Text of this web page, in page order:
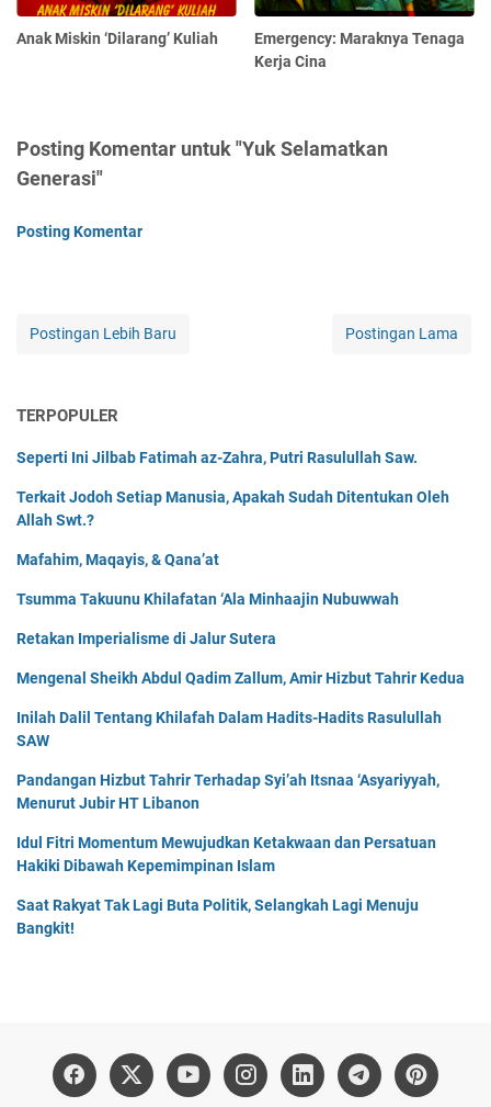
Anak Miskin ‘Dilarang’ Kuliah
Emergency: Maraknya Tenaga
Kerja Cina
Posting Komentar untuk "Yuk Selamatkan
Generasi"
Posting Komentar
Postingan Lebih Baru Postingan Lama
TERPOPULER
Seperti Ini Jilbab Fatimah az-Zahra, Putri Rasulullah Saw.
Terkait Jodoh Setiap Manusia, Apakah Sudah Ditentukan Oleh
Allah Swt.?
Mafahim, Maqayis, & Qana’at
Tsumma Takuunu Khilafatan ‘Ala Minhaajin Nubuwwah
Retakan Imperialisme di Jalur Sutera
Mengenal Sheikh Abdul Qadim Zallum, Amir Hizbut Tahrir Kedua
Inilah Dalil Tentang Khilafah Dalam Hadits-Hadits Rasulullah
SAW
Pandangan Hizbut Tahrir Terhadap Syi’ah Itsnaa ‘Asyariyyah,
Menurut Jubir HT Libanon
Idul Fitri Momentum Mewujudkan Ketakwaan dan Persatuan
Hakiki Dibawah Kepemimpinan Islam
Saat Rakyat Tak Lagi Buta Politik, Selangkah Lagi Menuju
Bangkit!